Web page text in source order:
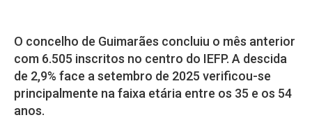
O concelho de Guimarães concluiu o mês anterior
com 6.505 inscritos no centro do IEFP. A descida
de 2,9% face a setembro de 2025 verificou-se
principalmente na faixa etária entre os 35 e os 54
anos.